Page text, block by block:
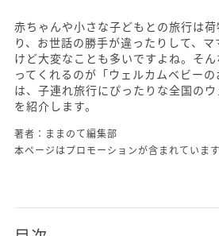
赤ちゃんや小さな子どもとの旅行は
り、お世話の勝手が違ったりして、
けど大変なことも多いですよね。そ
ってくれるのが「ウェルカムベビー
は、子連れ旅行にぴったりな全国の
を紹介します。
著者：ままのて編集部
本ページはプロモーションが含まれています